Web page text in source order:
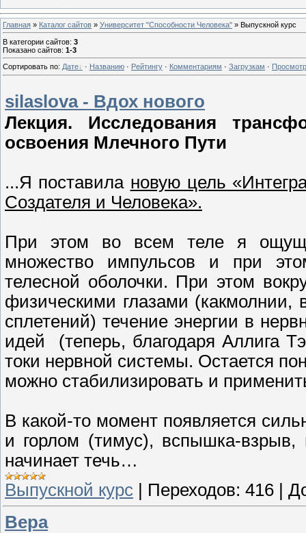
Главная » Каталог сайтов » Университет "Способности Человека" » Выпускной курс
В категории сайтов: 3
Показано сайтов: 1-3
Сортировать по: Дате · Названию · Рейтингу · Комментариям · Загрузкам ·
silaslova - Вдох нового
Лекция. Исследования
освоения Млечного Пути
...Я поставила новую цель
Создателя и Человека».
При этом во всем теле я
множество импульсов и при
телесной оболочки. При этом
физическими глазами
сплетений) течение энергии в
идей (теперь, благодаря Аллига
токи нервной системы. Остается
можно стабилизировать и
В какой-то момент появляется
и горлом (тимус), вспышка-
начинает течь…
Выпускной курс | Переходов: 416 |
Вера